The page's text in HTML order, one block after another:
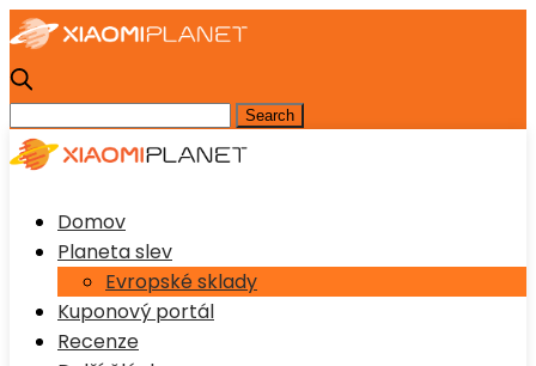
Domov
Planeta slev
Evropské sklady
Kuponový portál
Recenze